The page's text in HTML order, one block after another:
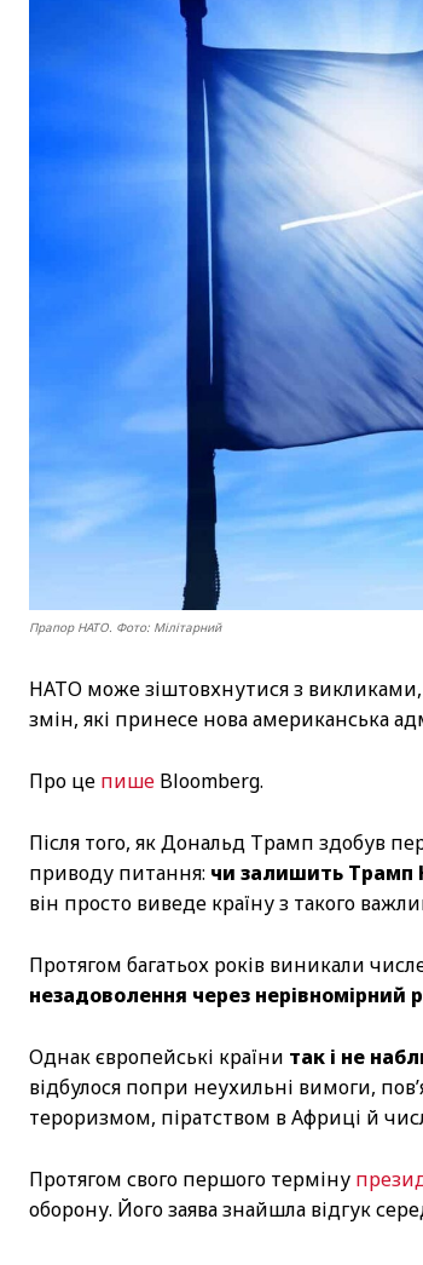
Прапор НАТО. Фото: Мілітарний
НАТО може зіштовхнутися з викликами,
змін, які принесе нова американська
Про це пише Bloomberg.
Після того, як Дональд Трамп здобув
приводу питання: чи залишить Трамп
він просто виведе країну з такого
Протягом багатьох років виникали
незадоволення через нерівномірний
Однак європейські країни так і не
відбулося попри неухильні вимоги,
тероризмом, піратством в Африці й
Протягом свого першого терміну
оборону. Його заява знайшла відгук